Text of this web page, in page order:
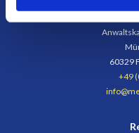
60329
+49